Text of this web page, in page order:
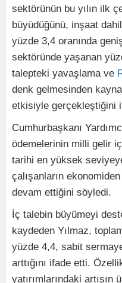
sektörünün bu yılın ilk
büyüdüğünü, inşaat
yüzde 3,4 oranında
sektöründe yaşanan
talepteki yavaşlama ve
denk gelmesinden
etkisiyle gerçekleştiğini
Cumhurbaşkanı
ödemelerinin milli gelir
tarihi en yüksek
çalışanların
devam ettiğini söyledi.
İç talebin büyümeyi
kaydeden Yılmaz,
yüzde 4,4, sabit
arttığını ifade etti.
yatırımlarındaki